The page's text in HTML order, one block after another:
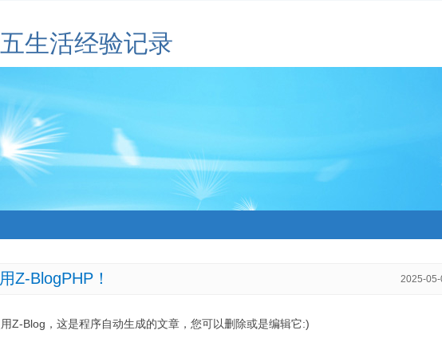
生活经验记录
Z-BlogPHP！ 2025-
Z-Blog，这是程序自动生成的文章，您可以删除或是编辑它:)